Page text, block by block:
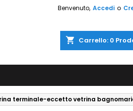
Benvenuto, Accedi o
shopping_cart Carrello: 0
terminale-eccetto vetrina